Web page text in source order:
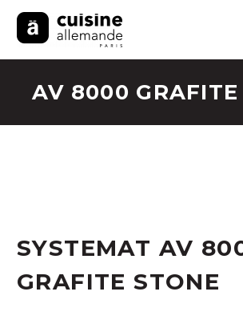
AV 8000 GRAFITE
SYSTEMAT AV
GRAFITE STONE